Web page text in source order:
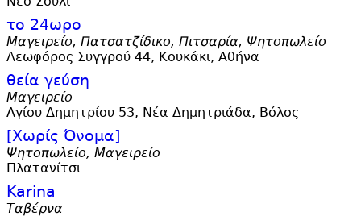
το 24ωρο
Μαγειρείο, Πατσατζίδικο, Πιτσαρία, Ψητοπωλείο
Λεωφόρος Συγγρού 44, Κουκάκι, Αθήνα
θεία γεύση
Μαγειρείο
Αγίου Δημητρίου 53, Νέα Δημητριάδα, Βόλος
[Χωρίς Όνομα]
Ψητοπωλείο, Μαγειρείο
Πλατανίτσι
Karina
Ταβέρνα